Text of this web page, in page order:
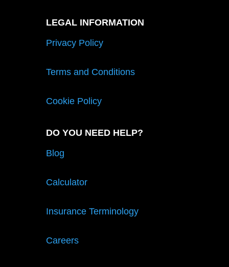
LEGAL INFORMATION
Privacy Policy
Terms and Conditions
Cookie Policy
DO YOU NEED HELP?
Blog
Calculator
Insurance Terminology
Careers